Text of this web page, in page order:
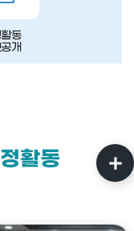
동
개
활동